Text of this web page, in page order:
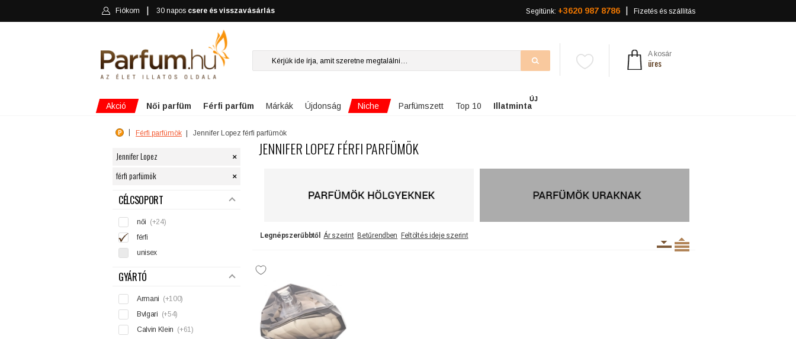
Fiókom 30 napos csere és visszavásárlás Segítünk: +3620 987 8786 Fizetés és szállítás
A kosár
üres
Akció Női parfüm Férfi parfüm Márkák Újdonság Niche Parfümszett Top 10 Illatminta
ÚJ
Férfi parfümök Jennifer Lopez férfi parfümök
Jennifer Lopez ×
férfi parfümök ×
SZŰRÉS
CÉLCSOPORT
női (+24)
férfi
unisex
GYÁRTÓ
Armani (+100)
Bvlgari (+54)
Calvin Klein (+61)
JENNIFER LOPEZ FÉRFI PARFÜMÖK
Legnépszerűbbtől Ár szerint Betűrendben Feltöltés ideje szerint